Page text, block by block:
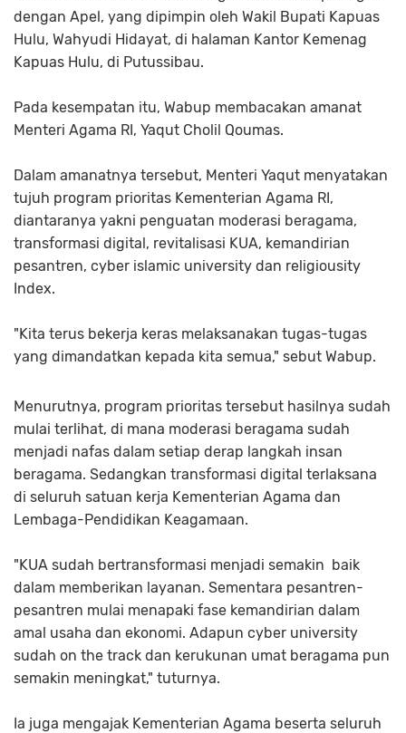
dengan Apel, yang dipimpin oleh Wakil Bupati Kapuas
Hulu, Wahyudi Hidayat, di halaman Kantor Kemenag
Kapuas Hulu, di Putussibau.
Pada kesempatan itu, Wabup membacakan amanat
Menteri Agama RI, Yaqut Cholil Qoumas.
Dalam amanatnya tersebut, Menteri Yaqut menyatakan
tujuh program prioritas Kementerian Agama RI,
diantaranya yakni penguatan moderasi beragama,
transformasi digital, revitalisasi KUA, kemandirian
pesantren, cyber islamic university dan religiousity
Index.
"Kita terus bekerja keras melaksanakan tugas-tugas
yang dimandatkan kepada kita semua," sebut Wabup.
Menurutnya, program prioritas tersebut hasilnya sudah
mulai terlihat, di mana moderasi beragama sudah
menjadi nafas dalam setiap derap langkah insan
beragama. Sedangkan transformasi digital terlaksana
di seluruh satuan kerja Kementerian Agama dan
Lembaga-Pendidikan Keagamaan.
"KUA sudah bertransformasi menjadi semakin baik
dalam memberikan layanan. Sementara pesantren-
pesantren mulai menapaki fase kemandirian dalam
amal usaha dan ekonomi. Adapun cyber university
sudah on the track dan kerukunan umat beragama pun
semakin meningkat," tuturnya.
Ia juga mengajak Kementerian Agama beserta seluruh